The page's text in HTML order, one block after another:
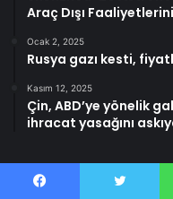
Araç Dışı
Ocak 2, 2025
Rusya gazı kesti,
Kasım 12, 2025
Çin, ABD’ye yönelik
ihracat yasağını